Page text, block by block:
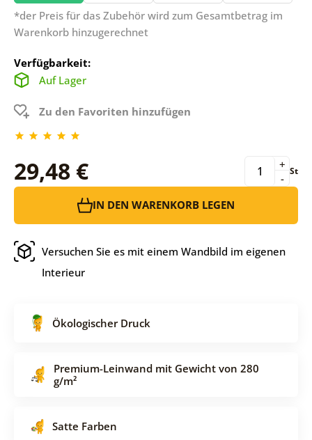
*der Preis für das Zubehör wird zum Gesamtbetrag im
Warenkorb hinzugerechnet
Verfügbarkeit:
Auf Lager
Zu den Favoriten hinzufügen
29,48 € -
+ St
IN DEN WARENKORB LEGEN
Versuchen Sie es mit einem Wandbild im eigenen
Interieur
Ökologischer Druck
Premium-Leinwand mit Gewicht von 280
g/m²
Satte Farben